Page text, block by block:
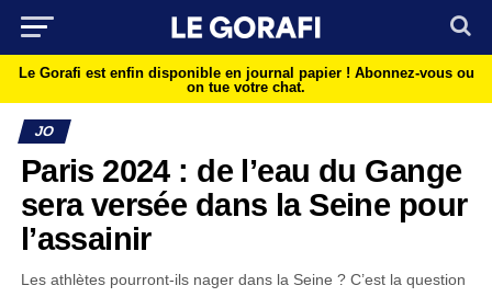
Le Gorafi est enfin disponible en journal papier ! Abonnez-vous ou
on tue votre chat.
JO
Paris 2024 : de l’eau du Gange
sera versée dans la Seine pour
l’assainir
Les athlètes pourront-ils nager dans la Seine ? C’est la question